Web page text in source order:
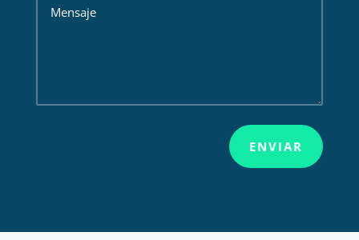
ENVIAR